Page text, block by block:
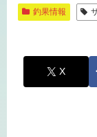
釣果情報
X